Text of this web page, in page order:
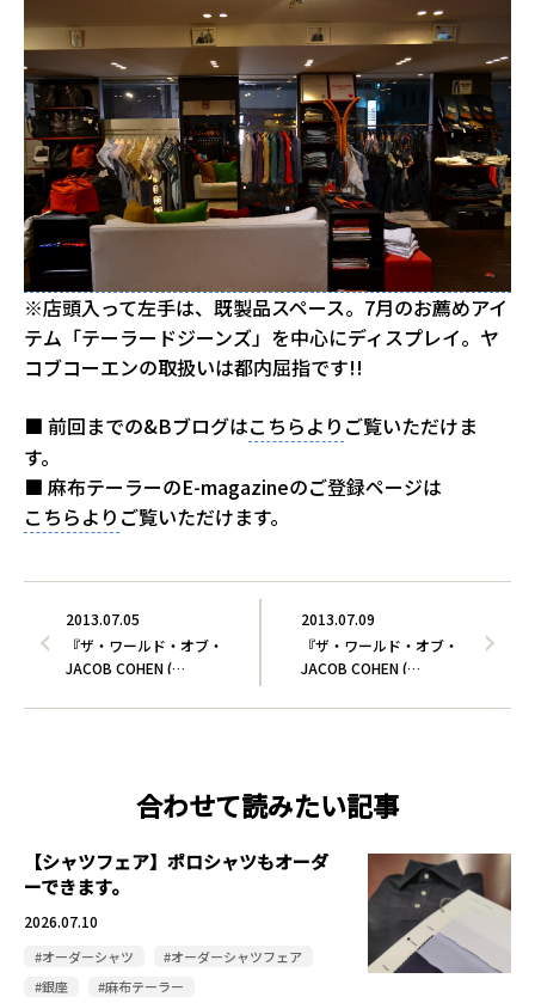
※店頭入って左手は、既製品スペース。7月のお薦めアイ
テム「テーラードジーンズ」を中心にディスプレイ。ヤ
コブコーエンの取扱いは都内屈指です!!
■ 前回までの&Bブログはこちらより ご覧いただけま
す。
■ 麻布テーラーのE-magazineのご登録ページは
こちらより ご覧いただけます。
2013.07.09
『ザ・ワールド・オブ・
JACOB COHEN (…
2013.07.05
『ザ・ワールド・オブ・
JACOB COHEN (…
合わせて読みたい記事
【シャツフェア】ポロシャツもオーダ
ーできます。
2026.07.10
#オーダーシャツ
#オーダーシャツフェア
#銀座
#麻布テーラー